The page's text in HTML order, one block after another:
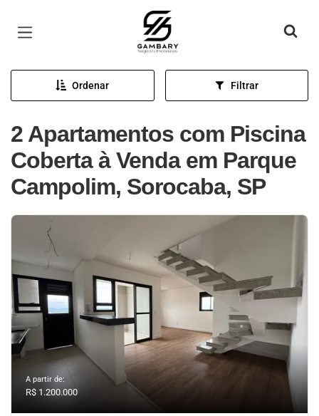
Página inicial
Ordenar Filtrar
2 Apartamentos com Piscina
Coberta à Venda em Parque
Campolim, Sorocaba, SP
A partir de:
R$ 1.200.000